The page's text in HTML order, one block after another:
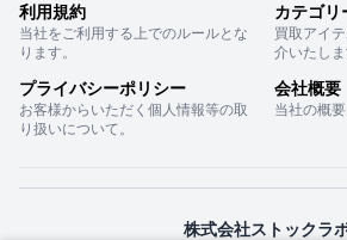
利用規約
当社をご利用する上でのルールとな
ります。
カテゴリ
買取アイ
介いたしま
プライバシーポリシー
お客様からいただく個人情報等の取
り扱いについて。
会社概要
当社の概要
株式会社ストックラ